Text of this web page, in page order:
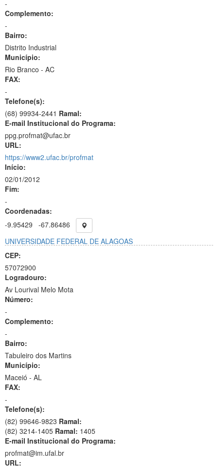
-
Complemento:
-
Bairro:
Distrito Industrial
Município:
Rio Branco - AC
FAX:
-
Telefone(s):
(68) 99934-2441 Ramal:
E-mail Institucional do Programa:
ppg.profmat@ufac.br
URL:
https://www2.ufac.br/profmat
Início:
02/01/2012
Fim:
-
Coordenadas:
-9.95429
-67.86486
UNIVERSIDADE FEDERAL DE ALAGOAS
CEP:
57072900
Logradouro:
Av Lourival Melo Mota
Número:
-
Complemento:
-
Bairro:
Tabuleiro dos Martins
Município:
Maceió - AL
FAX:
-
Telefone(s):
(82) 99646-9823 Ramal:
(82) 3214-1405 Ramal: 1405
E-mail Institucional do Programa:
profmat@im.ufal.br
URL: